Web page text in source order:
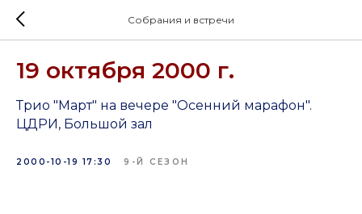
Собрания и встречи
19 октября 2000 г.
Трио "Март" на вечере "Осенний марафон".
ЦДРИ, Большой зал
2000-10-19 17:30 9-Й СЕЗОН